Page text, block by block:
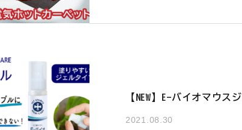
【NEW】E-バイオマウ
2021.08.30